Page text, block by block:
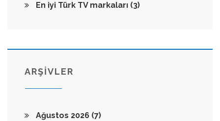
En iyi Türk TV markaları (3)
ARŞİVLER
Ağustos 2026 (7)